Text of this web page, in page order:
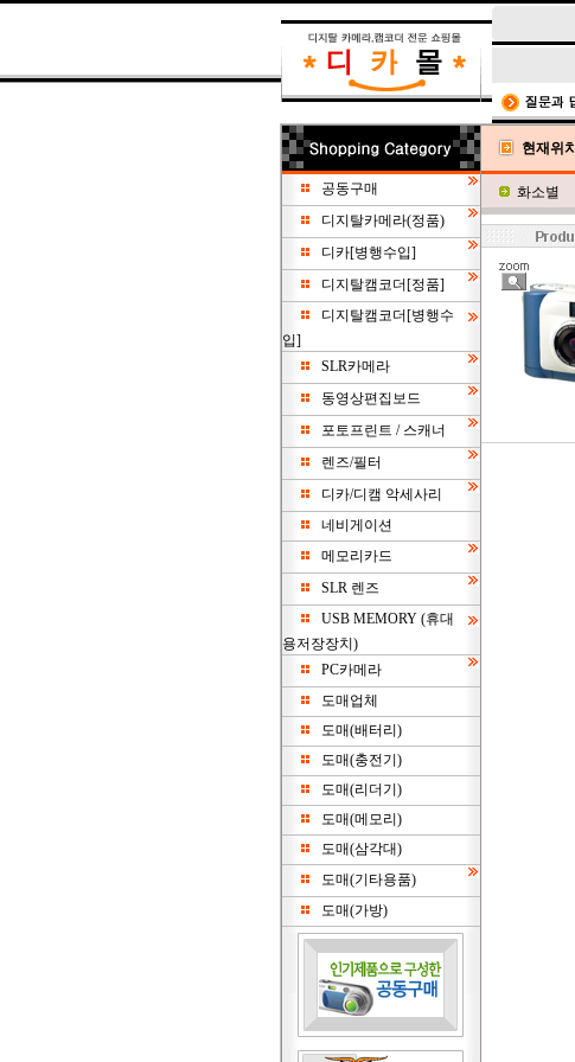
공동구매
디지탈카메라(정품)
디카[병행수입]
디지탈캠코더[정품]
디지탈캠코더[병행수
입]
SLR카메라
동영상편집보드
포토프린트 / 스캐너
렌즈/필터
디카/디캠 악세사리
네비게이션
메모리카드
SLR 렌즈
USB MEMORY (휴대
용저장장치)
PC카메라
도매업체
도매(배터리)
도매(충전기)
도매(리더기)
도매(메모리)
도매(삼각대)
도매(기타용품)
도매(가방)
현재위치
화소별